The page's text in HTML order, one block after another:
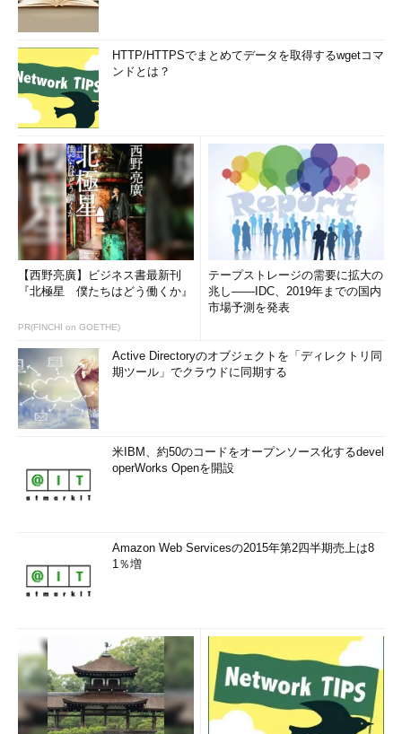
HTTP/HTTPSでまとめてデータを取得するwgetコマ
ンドとは？
【西野亮廣】ビジネス書最新刊
『北極星 僕たちはどう働くか』
PR(FINCHI on GOETHE)
テープストレージの需要に拡大の
兆し――IDC、2019年までの国内
市場予測を発表
Active Directoryのオブジェクトを「ディレクトリ同
期ツール」でクラウドに同期する
米IBM、約50のコードをオープンソース化するdevel
operWorks Openを開設
Amazon Web Servicesの2015年第2四半期売上は8
1％増